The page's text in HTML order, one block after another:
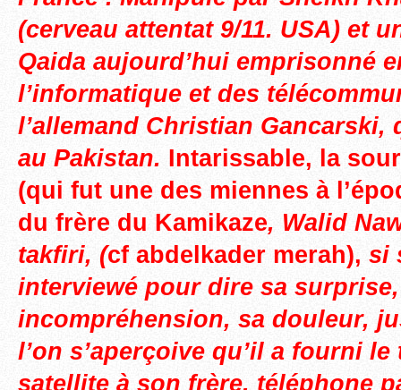
(cerveau attentat 9/11. USA) et
Qaida aujourd’hui emprisonné
l’informatique et des
l’allemand Christian Gancarski,
au Pakistan. Intarissable, la
(qui fut une des miennes à
du frère du Kamikaze, Walid
takfiri, (cf abdelkader merah), si
interviewé pour dire sa
incompréhension, sa douleur,
l’on s’aperçoive qu’il a fourni
satellite à son frère, téléphone